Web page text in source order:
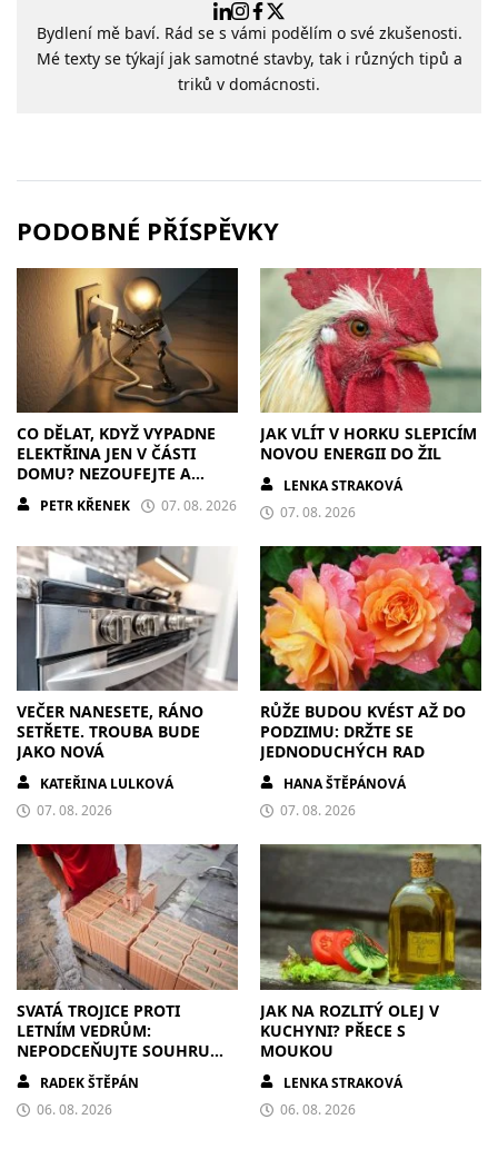
Bydlení mě baví. Rád se s vámi podělím o své zkušenosti.
Mé texty se týkají jak samotné stavby, tak i různých tipů a
triků v domácnosti.
PODOBNÉ PŘÍSPĚVKY
CO DĚLAT, KDYŽ VYPADNE
ELEKTŘINA JEN V ČÁSTI
DOMU? NEZOUFEJTE A
POSTUPUJTE S CHLADNOU
HLAVOU
PETR KŘENEK 07. 08. 2026
JAK VLÍT V HORKU SLEPICÍM
NOVOU ENERGII DO ŽIL
LENKA STRAKOVÁ
07. 08. 2026
VEČER NANESETE, RÁNO
SETŘETE. TROUBA BUDE
JAKO NOVÁ
KATEŘINA LULKOVÁ
07. 08. 2026
RŮŽE BUDOU KVÉST AŽ DO
PODZIMU: DRŽTE SE
JEDNODUCHÝCH RAD
HANA ŠTĚPÁNOVÁ
07. 08. 2026
SVATÁ TROJICE PROTI
LETNÍM VEDRŮM:
NEPODCEŇUJTE SOUHRU
ZDIVA A STÍNĚNÍ
RADEK ŠTĚPÁN
06. 08. 2026
JAK NA ROZLITÝ OLEJ V
KUCHYNI? PŘECE S
MOUKOU
LENKA STRAKOVÁ
06. 08. 2026